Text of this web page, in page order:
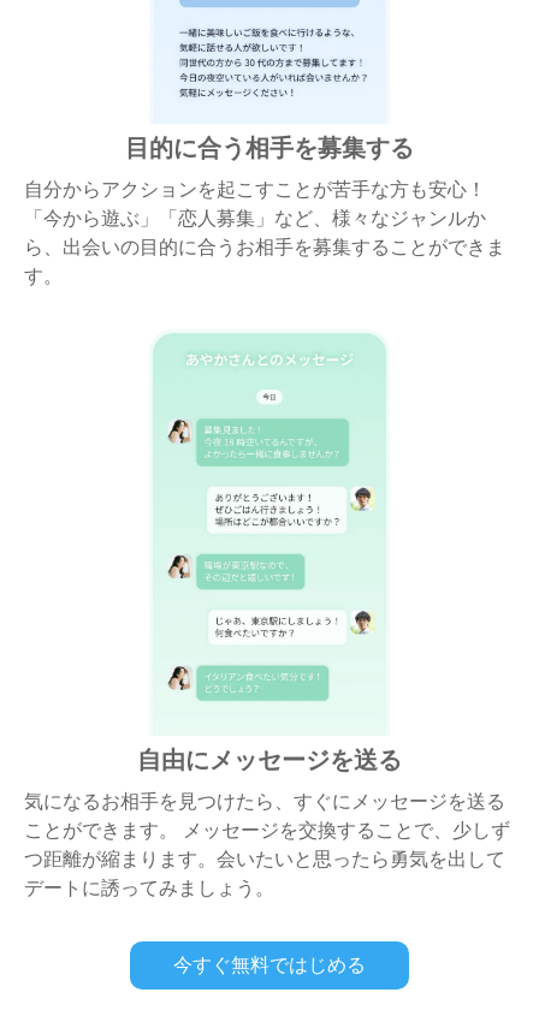
目的に合う相手を募集する
自分からアクションを起こすことが苦手な方も安心！
「今から遊ぶ」「恋人募集」など、様々なジャンルか
ら、出会いの目的に合うお相手を募集することができま
す。
自由にメッセージを送る
気になるお相手を見つけたら、すぐにメッセージを送る
ことができます。 メッセージを交換することで、少しず
つ距離が縮まります。会いたいと思ったら勇気を出して
デートに誘ってみましょう。
今すぐ無料ではじめる